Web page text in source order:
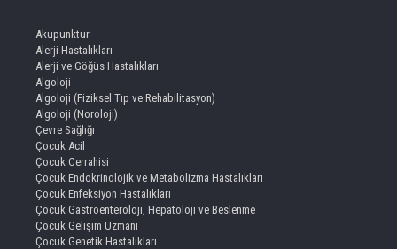
Akupunktur
Alerji Hastalıkları
Alerji ve Göğüs Hastalıkları
Algoloji
Algoloji (Fiziksel Tıp ve Rehabilitasyon)
Algoloji (Noroloji)
Çevre Sağlığı
Çocuk Acil
Çocuk Cerrahisi
Çocuk Endokrinolojik ve Metabolizma Hastalıkları
Çocuk Enfeksiyon Hastalıkları
Çocuk Gastroenteroloji, Hepatoloji ve Beslenme
Çocuk Gelişim Uzmanı
Çocuk Genetik Hastalıkları